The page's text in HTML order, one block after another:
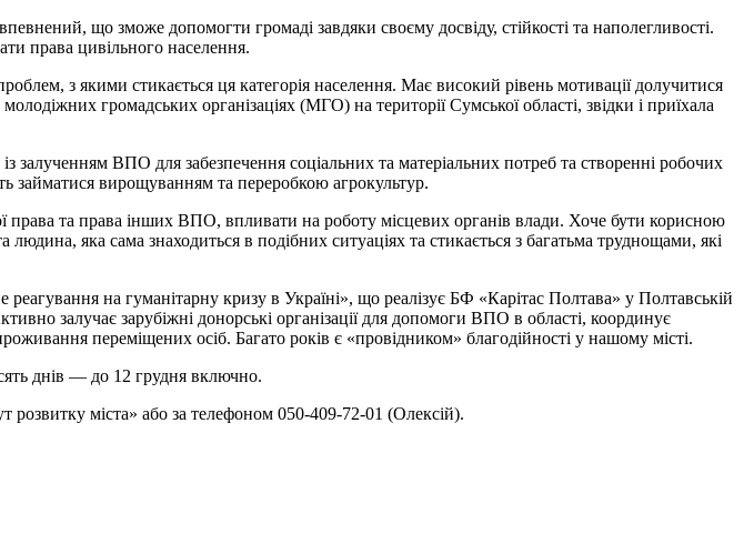
що зможе допомогти громаді завдяки своєму досвіду, стійкості та наполегливості.
права цивільного населення.
з якими стикається ця категорія населення. Має високий рівень мотивації долучитися
громадських організаціях (МГО) на території Сумської області, звідки і приїхала
залученням ВПО для забезпечення соціальних та матеріальних потреб та створенні робочих
займатися вирощуванням та переробкою агрокультур.
права та права інших ВПО, впливати на роботу місцевих органів влади. Хоче бути корисною
яка сама знаходиться в подібних ситуаціях та стикається з багатьма труднощами, які
на гуманітарну кризу в Україні», що реалізує БФ «Карітас Полтава» у Полтавській
залучає зарубіжні донорські організації для допомоги ВПО в області, координує
переміщених осіб. Багато років є «провідником» благодійності у нашому місті.
днів — до 12 грудня включно.
розвитку міста» або за телефоном 050-409-72-01 (Олексій).